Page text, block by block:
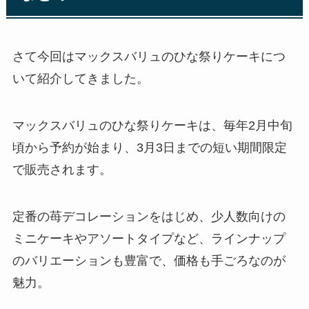
さて今回はマックスバリュのひな祭りケーキにつ
いて紹介してきました。
マックスバリュのひな祭りケーキは、毎年2月中旬
頃から予約が始まり、3月3日までの短い期間限定
で販売されます。
定番の苺デコレーションをはじめ、少人数向けの
ミニケーキやアソートタイプなど、ラインナップ
のバリエーションも豊富で、価格も手ごろなのが
魅力。